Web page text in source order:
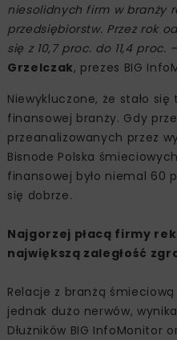
niesolidnych firm w branży
przedsiębiorstw. Przez rok
się z 10,7 proc. do 11,4 proc. –
Grzelczak, prezes BIG
Niewykluczone, że stało
finansowej branży. Gdy
przeanalizowanych przez
Bisnode Polska
finansowej było niemal 60
się dobrze.
Najgorzej płacą firmy
największą zaległość
Relacje z branżą
jednak dużo nerwów,
Dłużników BIG InfoMonitor